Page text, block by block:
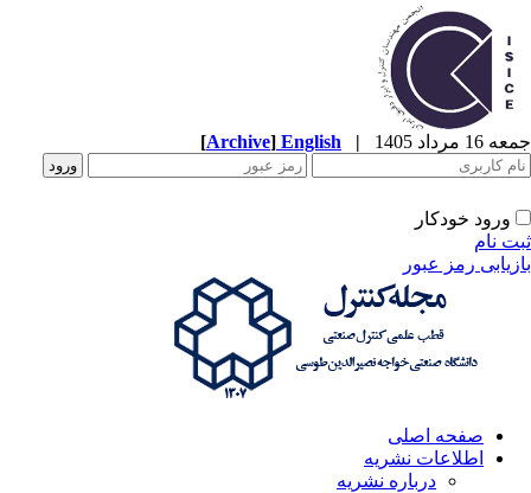
مرداد 1405 |
English
[Archive]
ورود خودکار
نام
رمز عبور
صفحه اصلی
اطلاعات نشریه
درباره نشریه